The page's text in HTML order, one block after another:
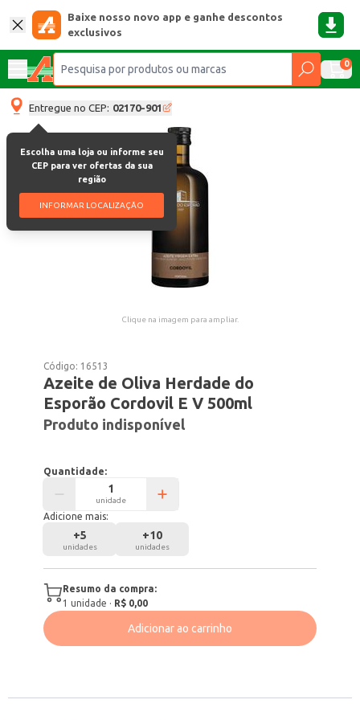
Baixe nosso novo app e ganhe descontos
exclusivos
0
Entregue no CEP: 02170-901
Escolha uma loja ou informe seu
CEP para ver ofertas da sua
região
INFORMAR LOCALIZAÇÃO
Clique na imagem para ampliar.
Código: 16513
Azeite de Oliva Herdade do
Esporão Cordovil E V 500ml
Produto indisponível
Quantidade:
unidade
Adicione mais:
+5
unidades
+10
unidades
Resumo da compra:
1 unidade · R$ 0,00
Adicionar ao carrinho